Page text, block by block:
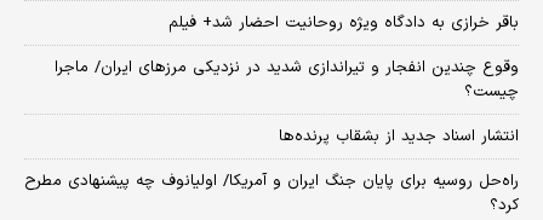
باقر خرازی به دادگاه ویژه روحانیت احضار شد+ فیلم
وقوع چندین انفجار و تیراندازی شدید در نزدیکی مرز‌های ایران/ ماجرا
چیست؟
انتشار اسناد جدید از بشقاب پرنده‌ها
راه‌حل روسیه برای پایان جنگ ایران و آمریکا/ اولیانوف چه پیشنهادی مطرح
کرد؟